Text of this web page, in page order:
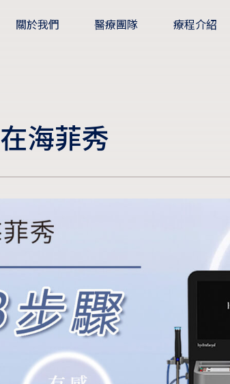
關於我們 醫療團隊 療程介紹
海菲秀